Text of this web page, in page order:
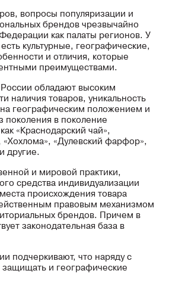
вопросы популяризации и
брендов чрезвычайно
как палаты регионов. У
культурные, географические,
и отличия, которые
преимуществами.
обладают высоким
наличия товаров, уникальность
географическим положением и
в поколение
«Краснодарский чай»,
«Дулевский фарфор»,
другие.
и мировой практики,
средства индивидуализации
происхождения товара
правовым механизмом
брендов. Причем в
законодательная база в
подчеркивают, что наряду с
и географические